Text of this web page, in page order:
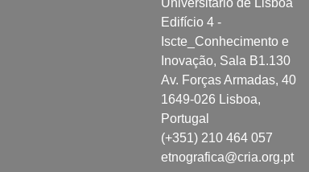
Universitário de Lisboa
Edifício 4 -
Iscte_Conhecimento e
Inovação, Sala B1.130
Av. Forças Armadas, 40
1649-026 Lisboa,
Portugal
(+351) 210 464 057
etnografica@cria.org.pt